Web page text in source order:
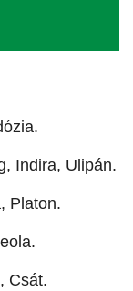
Indira, Ulipán.
Platon.
Csát.